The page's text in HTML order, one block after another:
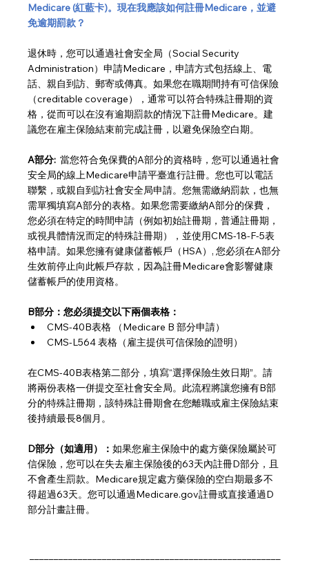
Medicare (紅藍卡)。現在我應該如何註冊Medicare，並避
免逾期罰款？
退休時，您可以通過社會安全局（Social Security
Administration）申請Medicare，申請方式包括線上、電
話、親自到訪、郵寄或傳真。如果您在職期間持有可信保險
（creditable coverage），通常可以符合特殊註冊期的資
格，從而可以在沒有逾期罰款的情況下註冊Medicare。建
議您在雇主保險結束前完成註冊，以避免保險空白期。
A部分: 當您符合免保費的A部分的資格時，您可以通過社會
安全局的線上Medicare申請平臺進行註冊。您也可以電話
聯繫，或親自到訪社會安全局申請。您無需繳納罰款，也無
需單獨填寫A部分的表格。如果您需要繳納A部分的保費，
您必須在特定的時間申請（例如初始註冊期，普通註冊期，
或視具體情況而定的特殊註冊期），並使用CMS-18-F-5表
格申請。如果您擁有健康儲蓄帳戶（HSA）, 您必須在A部分
生效前停止向此帳戶存款，因為註冊Medicare會影響健康
儲蓄帳戶的使用資格。
B部分：您必須提交以下兩個表格：
CMS-40B表格 （Medicare B 部分申請）
CMS-L564 表格（雇主提供可信保險的證明）
在CMS-40B表格第二部分，填寫“選擇保險生效日期”。請
將兩份表格一併提交至社會安全局。此流程將讓您擁有B部
分的特殊註冊期，該特殊註冊期會在您離職或雇主保險結束
後持續最長8個月。
D部分（如適用）：如果您雇主保險中的處方藥保險屬於可
信保險，您可以在失去雇主保險後的63天內註冊D部分，且
不會產生罰款。Medicare規定處方藥保險的空白期最多不
得超過63天。您可以通過Medicare.gov註冊或直接通過D
部分計畫註冊。